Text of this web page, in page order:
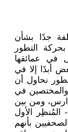
جدًا بشأن
التطور
في عمائقها
أبدًا إلا في
نحاول أن
في
ومن بين
المُنظِر الأول
بأنهم